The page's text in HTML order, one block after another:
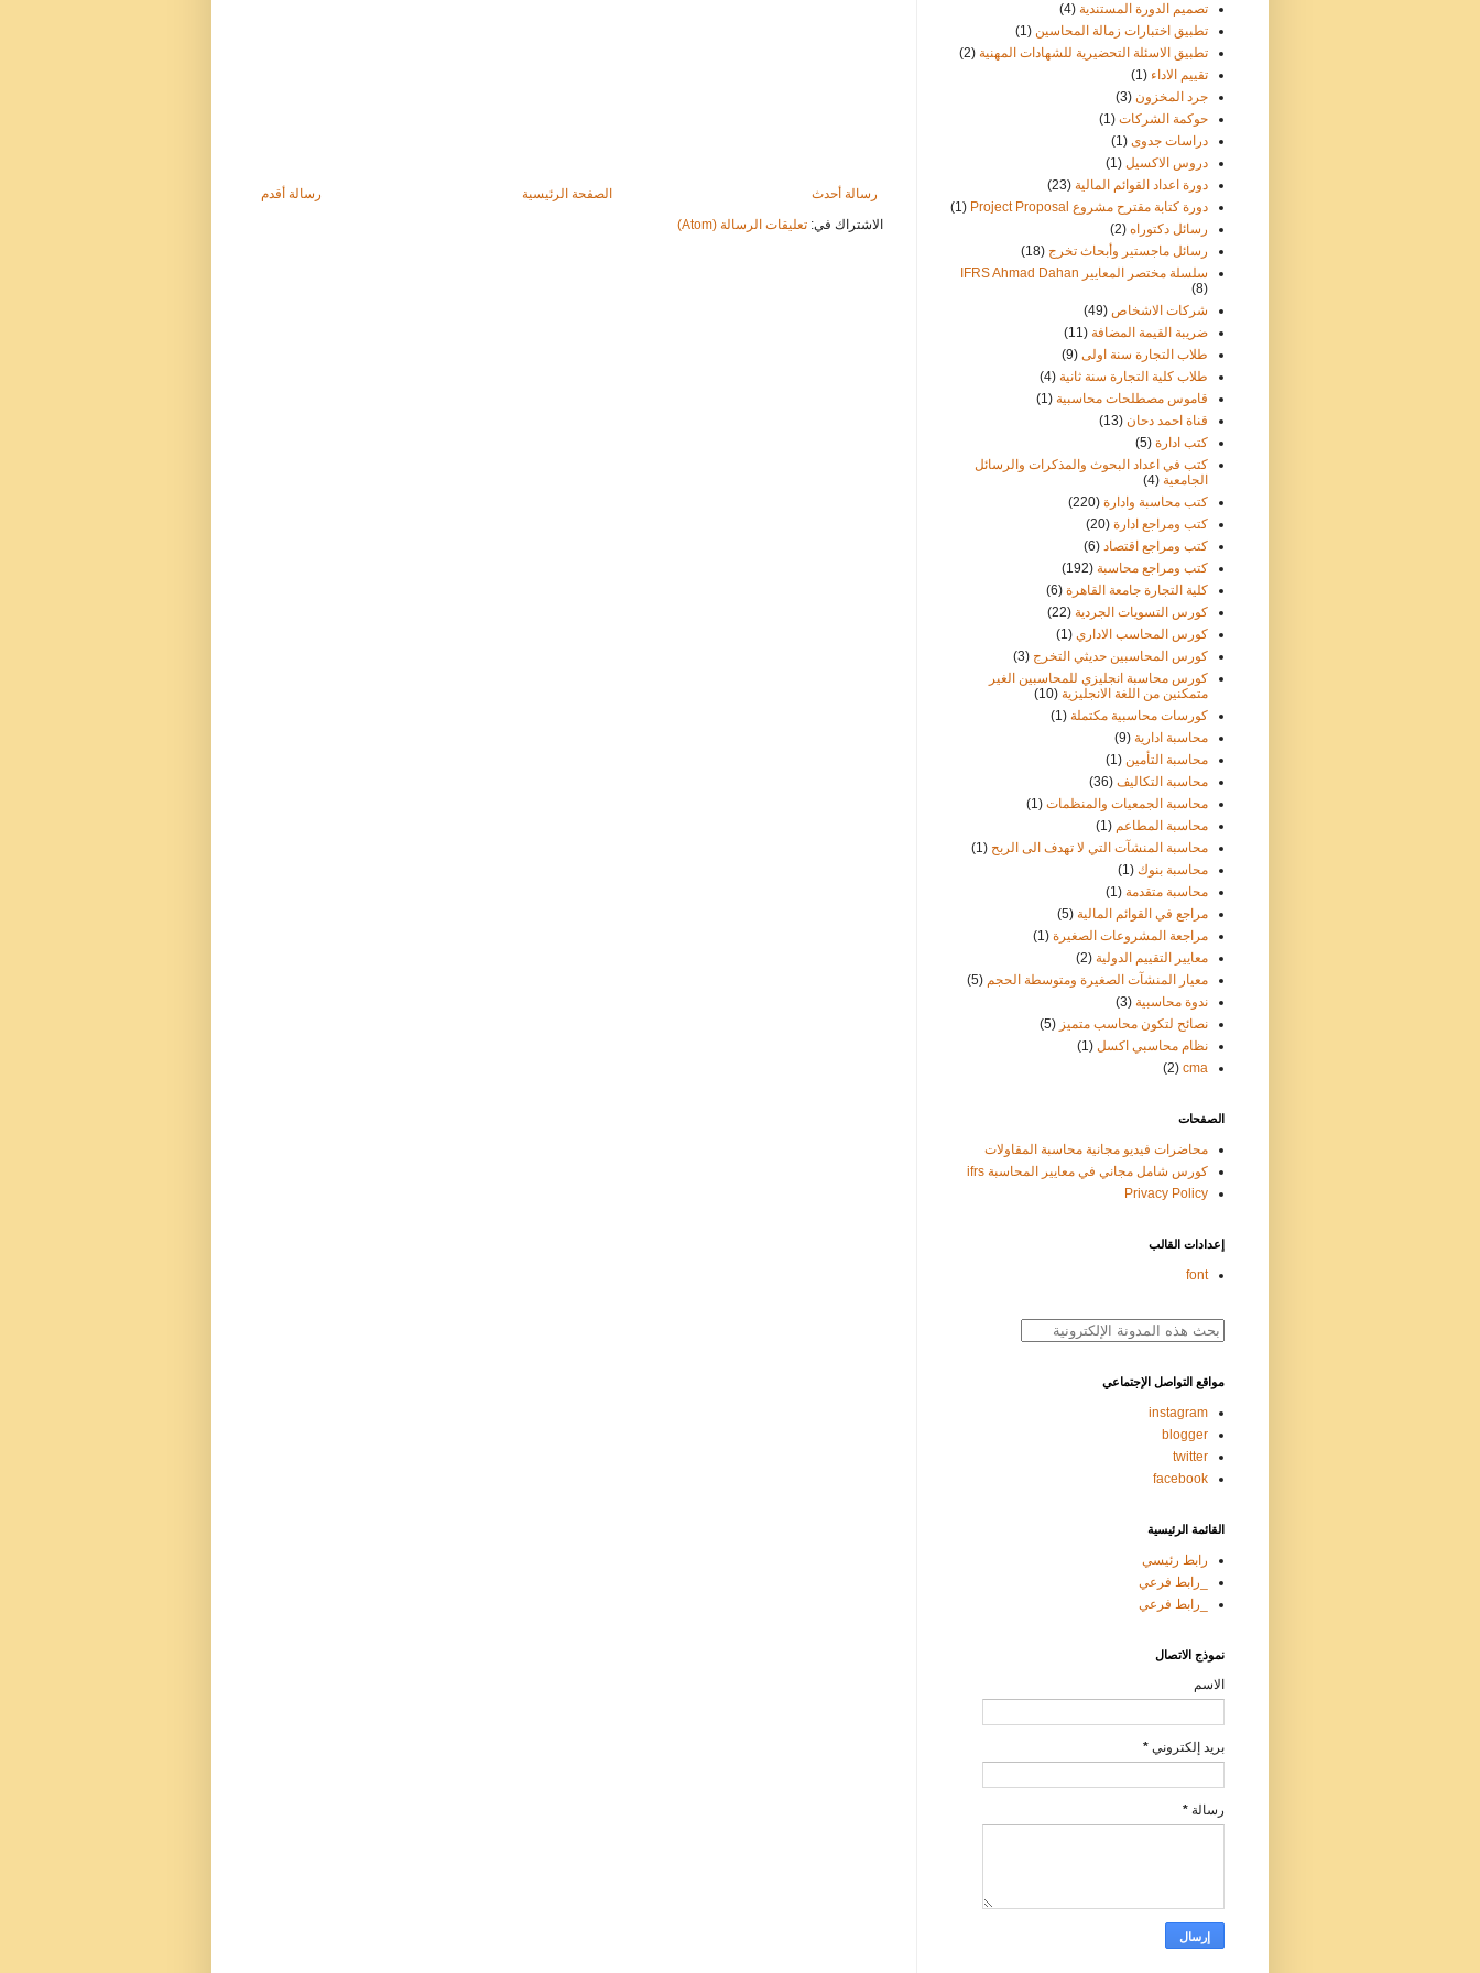
رسالة أحدث رسالة أقدم
الصفحة الرئيسية
الاشتراك في: تعليقات الرسالة (Atom)
تصميم الدورة المستندية (4)
تطبيق اختبارات زمالة المحاسين (1)
تطبيق الاسئلة التحضيرية للشهادات المهنية (2)
تقييم الاداء (1)
جرد المخزون (3)
حوكمة الشركات (1)
دراسات جدوى (1)
دروس الاكسيل (1)
دورة اعداد القوائم المالية (23)
دورة كتابة مقترح مشروع Project Proposal
(1)
رسائل دكتوراه (2)
رسائل ماجستير وأبحاث تخرج (18)
سلسلة مختصر المعايير IFRS Ahmad Dahan
(8)
شركات الاشخاص (49)
ضريبة القيمة المضافة (11)
طلاب التجارة سنة اولى (9)
طلاب كلية التجارة سنة ثانية (4)
قاموس مصطلحات محاسبية (1)
قناة احمد دحان (13)
كتب ادارة (5)
كتب في اعداد البحوث والمذكرات والرسائل
الجامعية (4)
كتب محاسبة وادارة (220)
كتب ومراجع ادارة (20)
كتب ومراجع اقتصاد (6)
كتب ومراجع محاسبة (192)
كلية التجارة جامعة القاهرة (6)
كورس التسويات الجردية (22)
كورس المحاسب الاداري (1)
كورس المحاسبين حديثي التخرج (3)
كورس محاسبة انجليزي للمحاسبين الغير
متمكنين من اللغة الانجليزية (10)
كورسات محاسبية مكتملة (1)
محاسبة ادارية (9)
محاسبة التأمين (1)
محاسبة التكاليف (36)
محاسبة الجمعيات والمنظمات (1)
محاسبة المطاعم (1)
محاسبة المنشآت التي لا تهدف الى الربح (1)
محاسبة بنوك (1)
محاسبة متقدمة (1)
مراجع في القوائم المالية (5)
مراجعة المشروعات الصغيرة (1)
معايير التقييم الدولية (2)
معيار المنشآت الصغيرة ومتوسطة الحجم (5)
ندوة محاسبية (3)
نصائح لتكون محاسب متميز (5)
نظام محاسبي اكسل (1)
cma
(2)
الصفحات
محاضرات فيديو مجانية محاسبة المقاولات
كورس شامل مجاني في معايير المحاسبة ifrs
Privacy Policy
إعدادات القالب
font
مواقع التواصل الإجتماعي
instagram
blogger
twitter
facebook
القائمة الرئيسية
رابط رئيسي
_رابط فرعي
_رابط فرعي
نموذج الاتصال
الاسم
بريد إلكتروني *
رسالة *